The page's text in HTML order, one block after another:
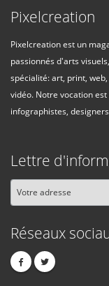
Pixelcreation
Pixelcreation est un
passionnés d'arts
spécialité: art, print,
vidéo. Notre vocation
infographistes,
Lettre
Réseaux